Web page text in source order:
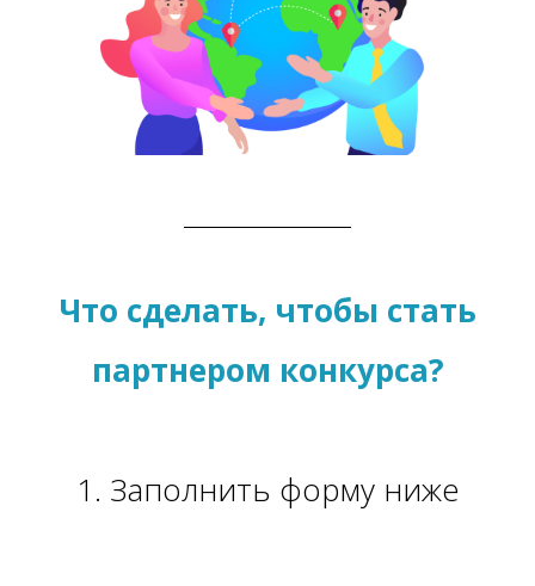
Что сделать, чтобы стать
партнером конкурса?
1. Заполнить форму ниже